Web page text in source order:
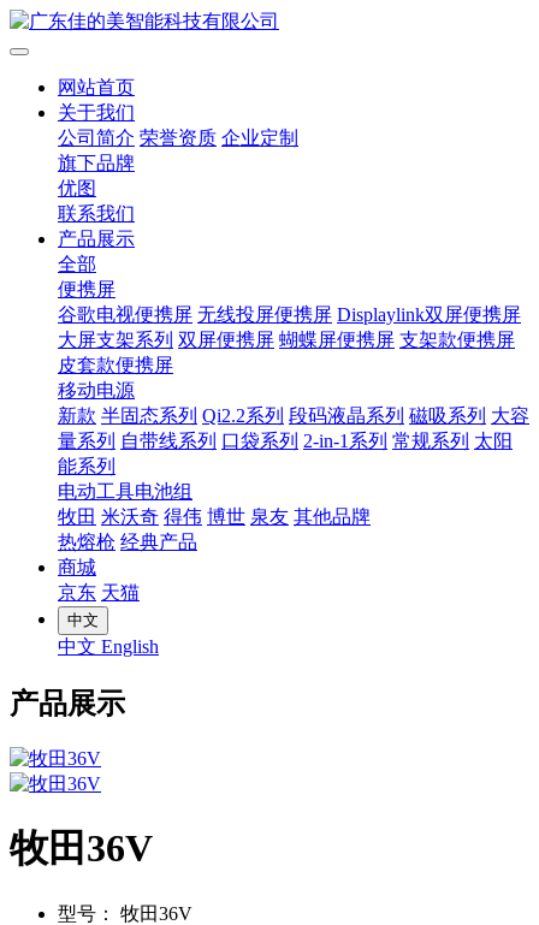
网站首页
关于我们
公司简介 荣誉资质 企业定制
旗下品牌
优图
联系我们
产品展示
全部
便携屏
谷歌电视便携屏 无线投屏便携屏 Displaylink双屏便携屏
大屏支架系列 双屏便携屏 蝴蝶屏便携屏 支架款便携屏
皮套款便携屏
移动电源
新款 半固态系列 Qi2.2系列 段码液晶系列 磁吸系列 大容
量系列 自带线系列 口袋系列 2-in-1系列 常规系列 太阳
能系列
电动工具电池组
牧田 米沃奇 得伟 博世 泉友 其他品牌
热熔枪 经典产品
商城
京东 天猫
中文
中文 English
产品展示
牧田36V
型号： 牧田36V